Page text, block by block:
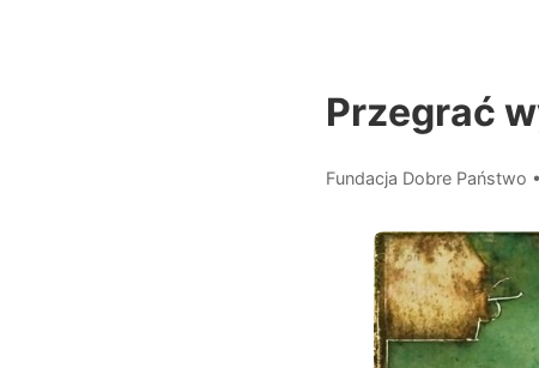
Przegrać
Fundacja Dobre Państwo •